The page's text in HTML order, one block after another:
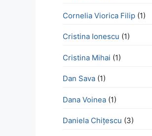
Cornelia Viorica Filip (1)
Cristina Ionescu (1)
Cristina Mihai (1)
Dan Sava (1)
Dana Voinea (1)
Daniela Chițescu (3)